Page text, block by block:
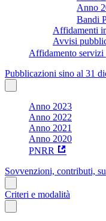
Anno
Bandi
Affidamenti
Avvisi
Affidamento
Pubblicazioni sino al 31
Anno 2023
Anno 2022
Anno 2021
Anno 2020
PNRR
Sovvenzioni, contributi,
Criteri e modalità